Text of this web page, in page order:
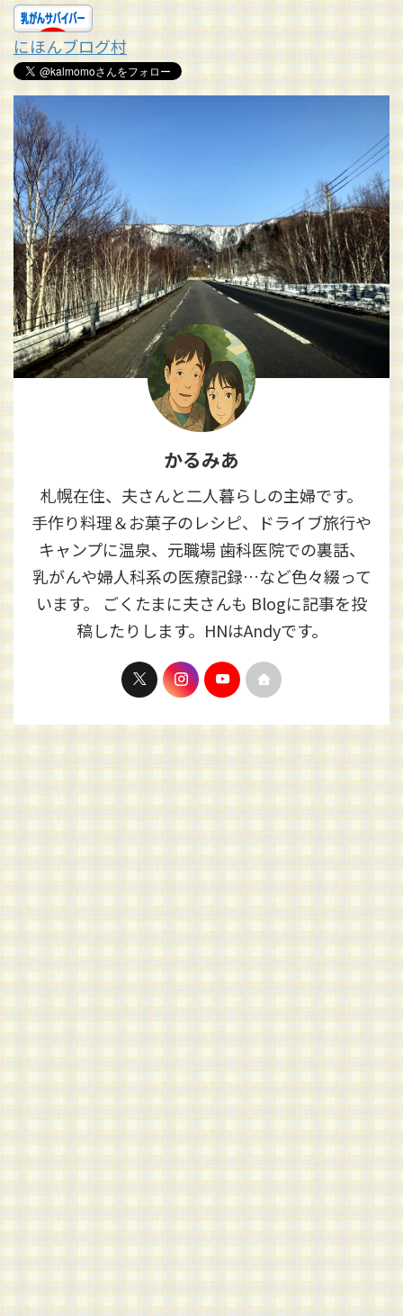
にほんブログ村
かるみあ
札幌在住、夫さんと二人暮らしの主婦です。
手作り料理＆お菓子のレシピ、ドライブ旅行や
キャンプに温泉、元職場 歯科医院での裏話、
乳がんや婦人科系の医療記録…など色々綴って
います。 ごくたまに夫さんも Blogに記事を投
稿したりします。HNはAndyです。